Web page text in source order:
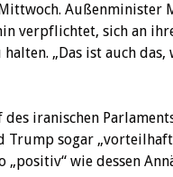
Außenminister
verpflichtet, sich an
halten. „Das ist auch
iranischen
Trump sogar
„positiv“ wie dessen